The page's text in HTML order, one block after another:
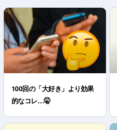
100回の「大好き」より効果
的なコレ…🤫